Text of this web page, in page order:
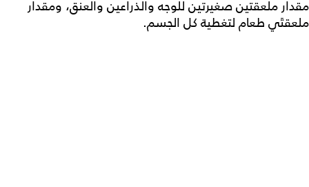
مقدار ملعقتين صغيرتين للوجه والذراعين والعنق، ومقدار
ملعقتَي طعام لتغطية كل الجسم.